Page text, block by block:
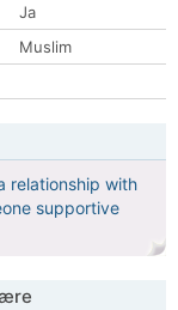
Ja
Muslim
relationship with
supportive